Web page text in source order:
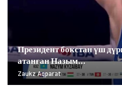
Президент бокстан үш
атанған Назым…
Zaukz Aqparat